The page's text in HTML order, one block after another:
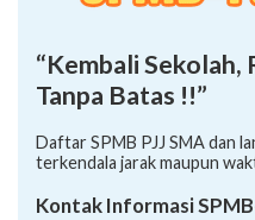
“Kembali Sekolah,
Tanpa Batas !!”
Daftar SPMB PJJ SMA dan
terkendala jarak maupun
Kontak Informasi